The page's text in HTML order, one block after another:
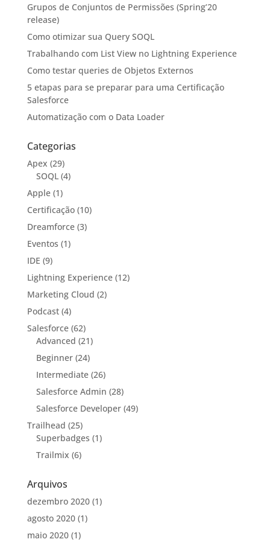
Grupos de Conjuntos de Permissões (Spring’20
release)
Como otimizar sua Query SOQL
Trabalhando com List View no Lightning Experience
Como testar queries de Objetos Externos
5 etapas para se preparar para uma Certificação
Salesforce
Automatização com o Data Loader
Categorias
Apex (29)
SOQL(4)
Apple(1)
Certificação(10)
Dreamforce(3)
Eventos (1)
IDE (9)
Lightning Experience(12)
Marketing Cloud (2)
Podcast(4)
Salesforce(62)
Advanced (21)
Beginner(24)
Intermediate(26)
Salesforce Admin (28)
Salesforce Developer(49)
Trailhead (25)
Superbadges (1)
Trailmix (6)
Arquivos
dezembro 2020(1)
agosto 2020(1)
maio 2020(1)